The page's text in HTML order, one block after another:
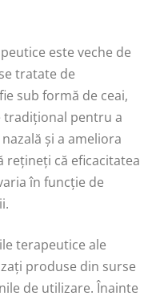
este veche de
tratate de
sub formă de ceai,
tradițional pentru a
și a ameliora
rețineți că eficacitatea
în funcție de
terapeutice ale
produse din surse
de utilizare. Înainte